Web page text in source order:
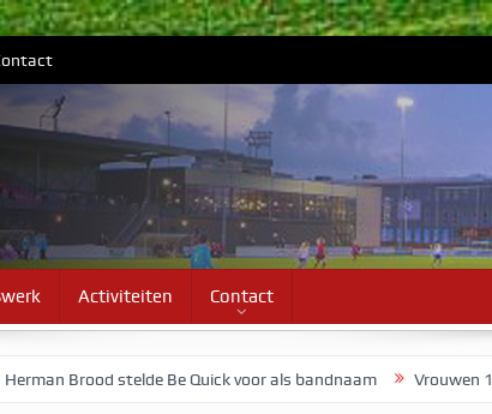
Activiteiten Contact
stelde Be Quick voor als bandnaam Vrouwen 1 start